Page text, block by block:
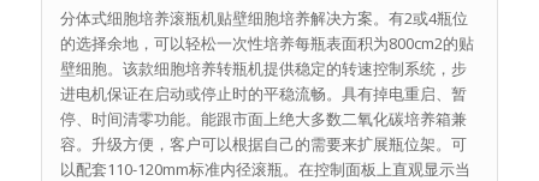
分体式细胞培养滚瓶机贴壁细胞培养解决方案。有2或4瓶位
的选择余地，可以轻松一次性培养每瓶表面积为800cm2的贴
壁细胞。该款细胞培养转瓶机提供稳定的转速控制系统，步
进电机保证在启动或停止时的平稳流畅。具有掉电重启、暂
停、时间清零功能。能跟市面上绝大多数二氧化碳培养箱兼
容。升级方便，客户可以根据自己的需要来扩展瓶位架。可
以配套110-120mm标准内径滚瓶。在控制面板上直观显示当